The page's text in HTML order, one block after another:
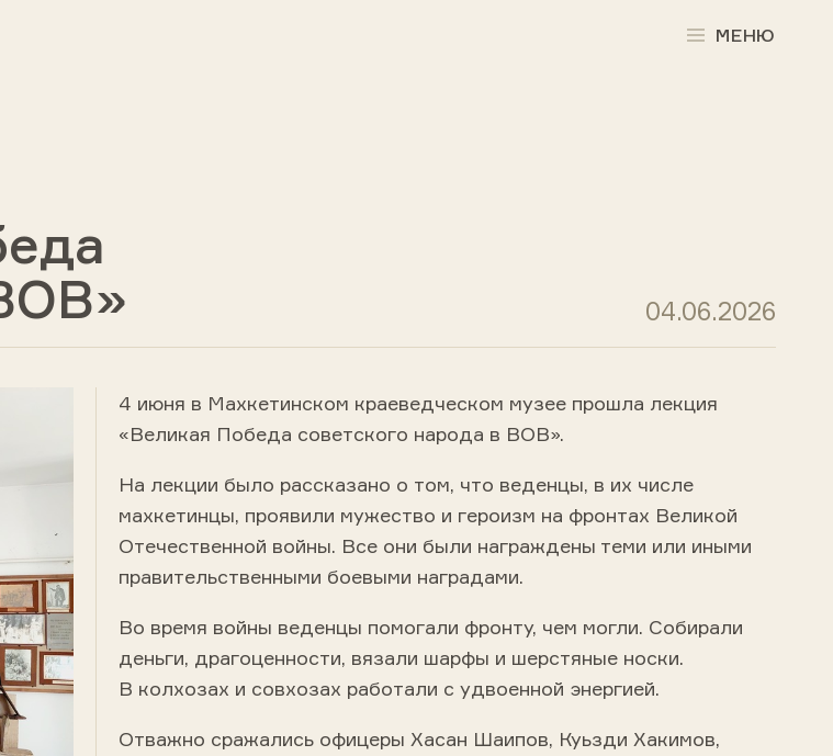
МЕНЮ
04.06.2026
4 июня в Махкетинском краеведческом музее прошла лекция
«Великая Победа советского народа в ВОВ».
На лекции было рассказано о том, что веденцы, в их числе
махкетинцы, проявили мужество и героизм на фронтах Великой
Отечественной войны. Все они были награждены теми или иными
правительственными боевыми наградами.
Во время войны веденцы помогали фронту, чем могли. Собирали
деньги, драгоценности, вязали шарфы и шерстяные носки.
В колхозах и совхозах работали с удвоенной энергией.
Отважно сражались офицеры Хасан Шаипов, Куьзди Хакимов,